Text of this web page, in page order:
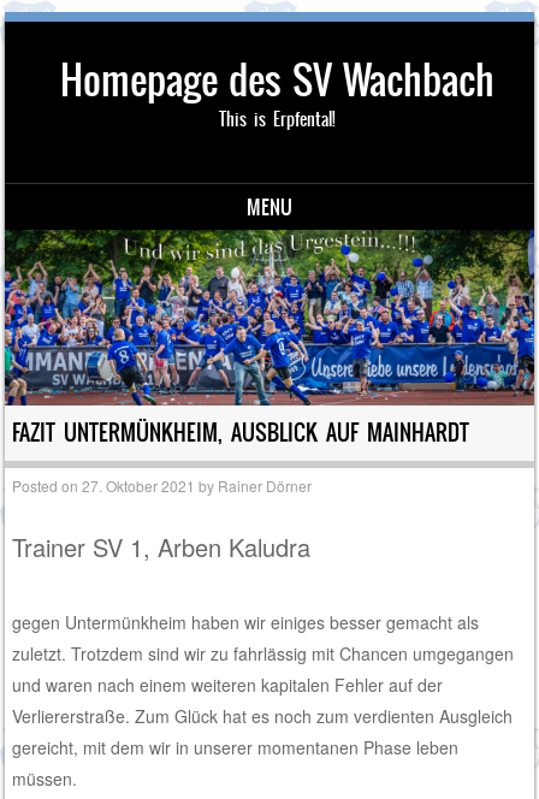
Homepage des SV Wachbach
This is Erpfental!
MENU
Skip to content
FAZIT UNTERMÜNKHEIM, AUSBLICK AUF MAINHARDT
Posted on27. Oktober 2021 by Rainer Dörner
Trainer SV 1, Arben Kaludra
gegen Untermünkheim haben wir einiges besser gemacht als
zuletzt. Trotzdem sind wir zu fahrlässig mit Chancen umgegangen
und waren nach einem weiteren kapitalen Fehler auf der
Verliererstraße. Zum Glück hat es noch zum verdienten Ausgleich
gereicht, mit dem wir in unserer momentanen Phase leben
müssen.